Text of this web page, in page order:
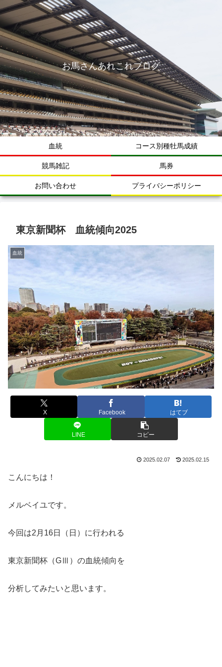
お馬さんあれこれブログ
血統 コース別種牡馬成績
競馬雑記 馬券
お問い合わせ プライバシーポリシー
東京新聞杯 血統傾向2025
血統
X Facebook はてブ
LINE コピー
2025.02.07 2025.02.15
こんにちは！
メルベイユです。
今回は2月16日（日）に行われる
東京新聞杯（GⅢ）の血統傾向を
分析してみたいと思います。